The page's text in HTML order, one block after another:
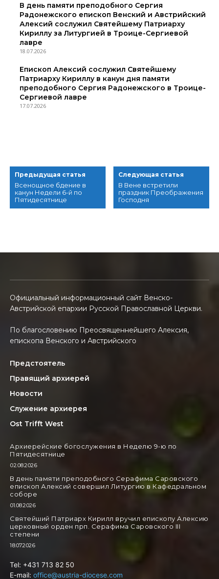
В день памяти преподобного Сергия
Радонежского епископ Венский и Австрийский
Алексий сослужил Святейшему Патриарху
Кириллу за Литургией в Троице-Сергиевой
лавре
18.07.2026
Епископ Алексий сослужил Святейшему
Патриарху Кириллу в канун дня памяти
преподобного Сергия Радонежского в Троице-
Сергиевой лавре
17.07.2026
Предыдущая статья
Всенощное бдение в
канун Недели 6-й по
Пятидесятнице
Следующая статья
В Вене встретили
праздник Преображения
Господня
Официальный информационный сайт Венско-
Австрийской епархии Русской Православной Церкви.
По благословению Преосвященнейшего Алексия,
епископа Венского и Австрийского
Предстоятель
Правящий архиерей
Новости
Служение архиерея
Ost Trifft West
Архиерейские богослужения в Неделю 9-ю по
Пятидесятнице
02.08.2026
В день памяти преподобного Серафима Саровского
епископ Алексий совершил Литургию в Кафедральном
соборе
01.08.2026
Святейший Патриарх Кирилл вручил епископу Алексию
церковный орден прп. Серафима Саровского III
степени
18.07.2026
Tel: +431 713 82 50
E-mail: office@austria-diocese.com